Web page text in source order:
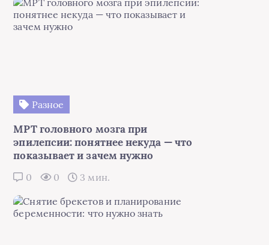
Разное
МРТ головного мозга при
эпилепсии: понятнее некуда — что
показывает и зачем нужно
0 0 3 мин.